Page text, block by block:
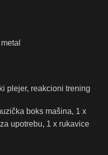
plejer, reakcioni trening
boks mašina, 1 x
upotrebu, 1 x rukavice